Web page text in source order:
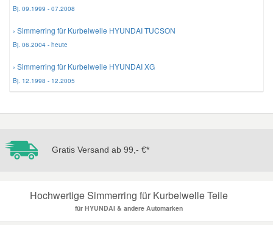
Bj. 09.1999 - 07.2008
› Simmerring für Kurbelwelle HYUNDAI TUCSON
Bj. 06.2004 - heute
› Simmerring für Kurbelwelle HYUNDAI XG
Bj. 12.1998 - 12.2005
Gratis Versand ab 99,- €*
Hochwertige Simmerring für Kurbelwelle Teile
für HYUNDAI & andere Automarken